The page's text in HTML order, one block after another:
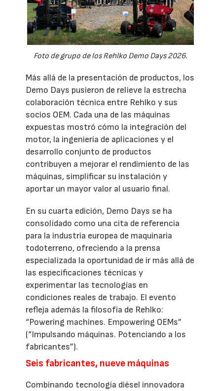
Foto de grupo de los Rehlko Demo Days 2026.
Más allá de la presentación de productos, los
Demo Days pusieron de relieve la estrecha
colaboración técnica entre Rehlko y sus
socios OEM. Cada una de las máquinas
expuestas mostró cómo la integración del
motor, la ingeniería de aplicaciones y el
desarrollo conjunto de productos
contribuyen a mejorar el rendimiento de las
máquinas, simplificar su instalación y
aportar un mayor valor al usuario final.
En su cuarta edición, Demo Days se ha
consolidado como una cita de referencia
para la industria europea de maquinaria
todoterreno, ofreciendo a la prensa
especializada la oportunidad de ir más allá de
las especificaciones técnicas y
experimentar las tecnologías en
condiciones reales de trabajo. El evento
refleja además la filosofía de Rehlko:
“Powering machines. Empowering OEMs”
(“Impulsando máquinas. Potenciando a los
fabricantes”).
Seis fabricantes, nueve máquinas
Combinando tecnología diésel innovadora